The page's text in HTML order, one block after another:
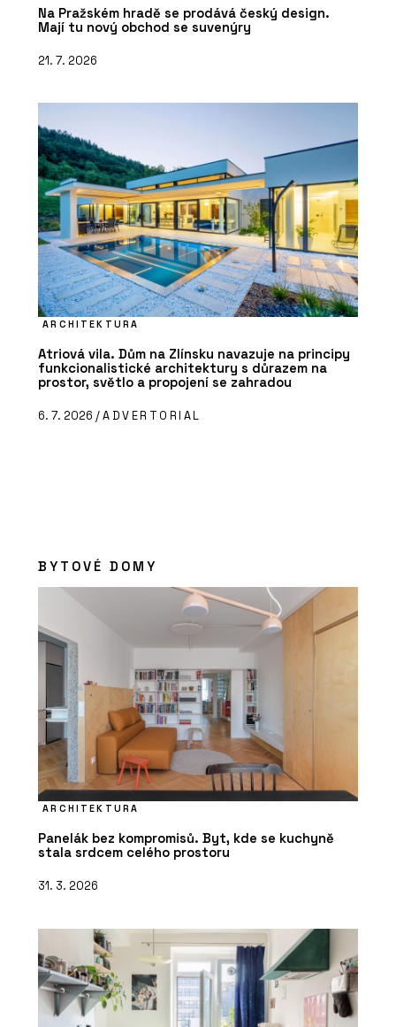
Na Pražském hradě se prodává český design.
Mají tu nový obchod se suvenýry
21. 7. 2026
ARCHITEKTURA
Atriová vila. Dům na Zlínsku navazuje na principy
funkcionalistické architektury s důrazem na
prostor, světlo a propojení se zahradou
6. 7. 2026 /ADVERTORIAL
BYTOVÉ DOMY
ARCHITEKTURA
Panelák bez kompromisů. Byt, kde se kuchyně
stala srdcem celého prostoru
31. 3. 2026